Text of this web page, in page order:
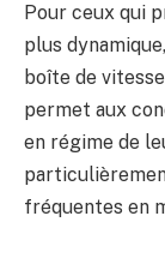
Pour ceux qui
plus
boîte de
permet aux
en régime de
fréquentes en